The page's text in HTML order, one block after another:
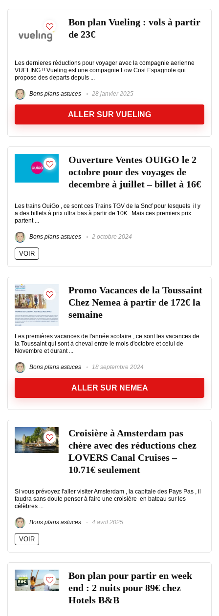
Bon plan Vueling : vols à partir
de 23€
Les dernieres réductions pour voyager avec la compagnie aerienne
VUELING !! Vueling est une compagnie Low Cost Espagnole qui
propose des departs depuis ...
Bons plans astuces 28 janvier 2025
ALLER SUR VUELING
Ouverture Ventes OUIGO le 2
octobre pour des voyages de
decembre à juillet – billet à 16€
Les trains OuiGo , ce sont ces Trains TGV de la Sncf pour lesquels il y
a des billets à prix ultra bas à partir de 10€.. Mais ces premiers prix
partent ...
Bons plans astuces 2 octobre 2024
VOIR
Promo Vacances de la Toussaint
Chez Nemea à partir de 172€ la
semaine
Les premières vacances de l'année scolaire , ce sont les vacances de
la Toussaint qui sont à cheval entre le mois d'octobre et celui de
Novembre et durant ...
Bons plans astuces 18 septembre 2024
ALLER SUR NEMEA
Croisière à Amsterdam pas
chère avec des réductions chez
LOVERS Canal Cruises –
10.71€ seulement
Si vous prévoyez l'aller visiter Amsterdam , la capitale des Pays Pas , il
faudra sans doute penser à faire une croisière en bateau sur les
célèbres ...
Bons plans astuces 4 avril 2025
VOIR
Bon plan pour partir en week
end : 2 nuits pour 89€ chez
Hotels B&B